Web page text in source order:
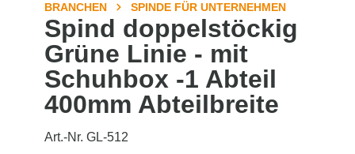
BRANCHEN
SPINDE FÜR UNTERNEHMEN
Spind doppelstöckig
Grüne Linie - mit
Schuhbox -1 Abteil
400mm Abteilbreite
Art.-Nr. GL-512